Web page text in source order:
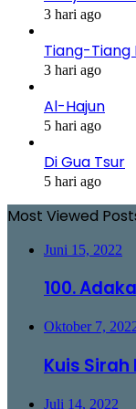
3 hari ago
Tiang-Tiang
3 hari ago
Al-Hajun
5 hari ago
Di Gua Tsur
5 hari ago
Most Viewed
Juni 15, 2022
100.
Oktober 7,
Kuis
Juli 14, 2022